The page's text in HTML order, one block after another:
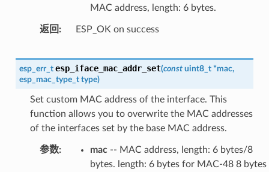
MAC address, length: 6 bytes.
返回 ESP_OK on success
esp_err_t esp_iface_mac_addr_set(const uint8_t *mac,
esp_mac_type_t type)
Set custom MAC address of the interface. This
function allows you to overwrite the MAC addresses
of the interfaces set by the base MAC address.
参数 mac-- MAC address, length: 6 bytes/8
bytes. length: 6 bytes for MAC-48 8 bytes